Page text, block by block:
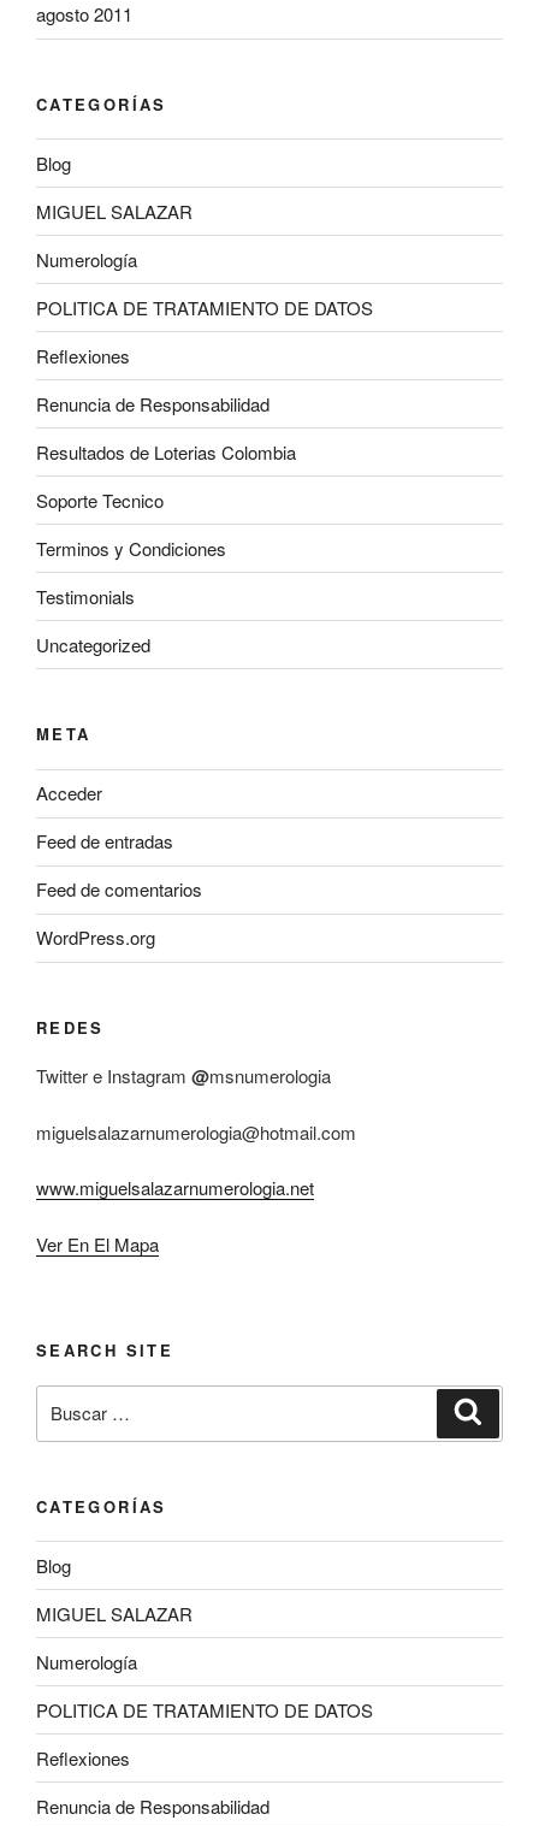
agosto 2011
CATEGORÍAS
Blog
MIGUEL SALAZAR
Numerología
POLITICA DE TRATAMIENTO DE DATOS
Reflexiones
Renuncia de Responsabilidad
Resultados de Loterias Colombia
Soporte Tecnico
Terminos y Condiciones
Testimonials
Uncategorized
META
Acceder
Feed de entradas
Feed de comentarios
WordPress.org
REDES
Twitter e Instagram @msnumerologia
miguelsalazarnumerologia@hotmail.com
www.miguelsalazarnumerologia.net
Ver En El Mapa
SEARCH SITE
por:
CATEGORÍAS
Blog
MIGUEL SALAZAR
Numerología
POLITICA DE TRATAMIENTO DE DATOS
Reflexiones
Renuncia de Responsabilidad